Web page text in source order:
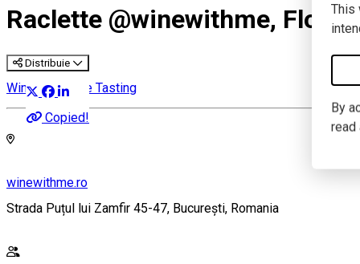
This
By
read
Raclette @winewithme,
Distribuie
Copied!
Wine & Cheese Tasting
winewithme.ro
Strada Puțul lui Zamfir 45-47, București, Romania